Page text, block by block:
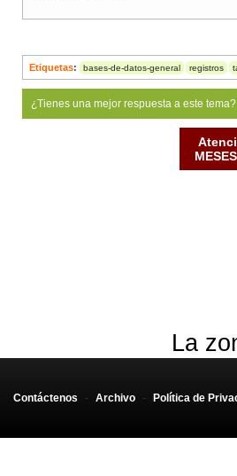
Etiquetas: bases-de-datos-general registros
¿Tienes una mejor respuesta a este
La
Contáctenos - Archivo - Política de